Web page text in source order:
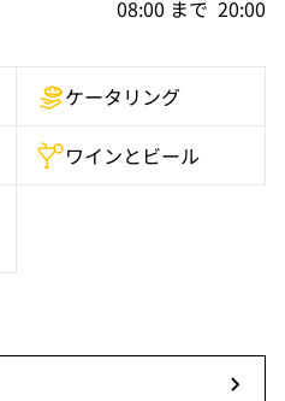
08:00 まで 20:00
ケータリング
ワインとビール